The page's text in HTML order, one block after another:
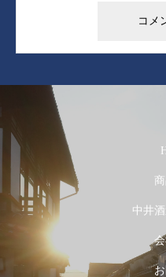
中井